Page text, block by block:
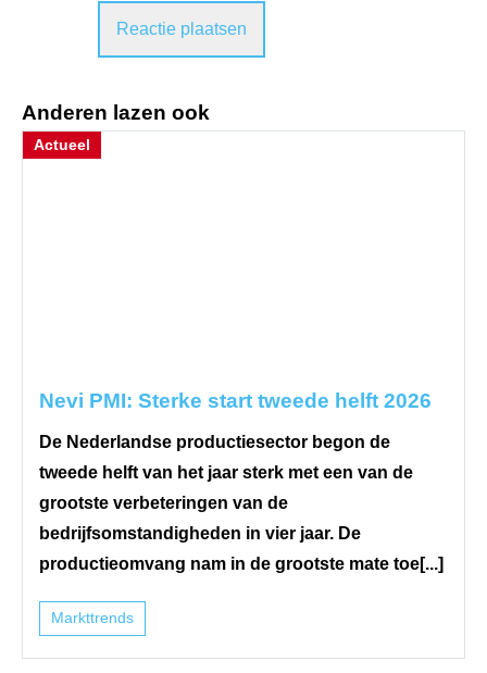
Anderen lazen ook
Actueel
Nevi PMI: Sterke start tweede helft 2026
De Nederlandse productiesector begon de
tweede helft van het jaar sterk met een van de
grootste verbeteringen van de
bedrijfsomstandigheden in vier jaar. De
productieomvang nam in de grootste mate toe[...]
Markttrends